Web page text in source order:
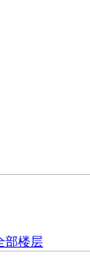
部楼层